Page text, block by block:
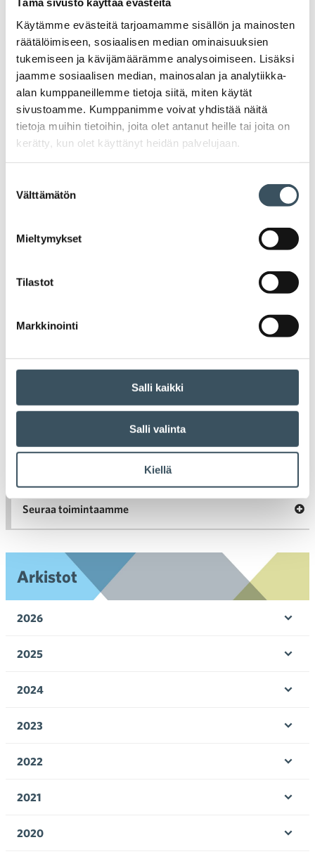
Käytämme evästeitä tarjoamamme sisällön ja mainosten
räätälöimiseen, sosiaalisen median ominaisuuksien
tukemiseen ja kävijämäärämme analysoimiseen. Lisäksi
jaamme sosiaalisen median, mainosalan ja analytiikka-
alan kumppaneillemme tietoja siitä, miten käytät
sivustoamme. Kumppanimme voivat yhdistää näitä
tietoja muihin tietoihin, joita olet antanut heille tai joita on
kerätty, kun olet käyttänyt heidän palvelujaan.
valinta
Välttämätön
Mieltymykset
Tilastot
Markkinointi
Salli kaikki
Salli valinta
Kiellä
Uutiset
Tiedotteet
Blogit
Ajankohtaista Kaupan liitossa
Seuraa toimintaamme
Arkistot
2026
2025
2024
2023
2022
2021
2020